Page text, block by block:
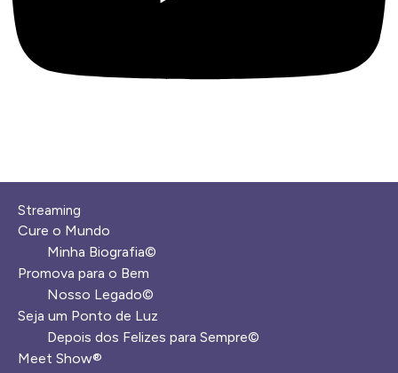
Streaming
Cure o Mundo
Minha Biografia©
Promova para o Bem
Nosso Legado©
Seja um Ponto de Luz
Depois dos Felizes para Sempre©️
Meet Show®